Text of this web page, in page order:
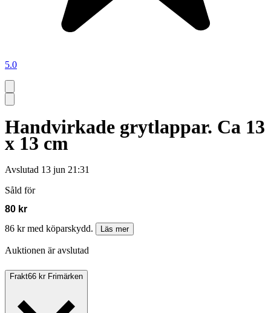
5.0
Handvirkade grytlappar. Ca 13
x 13 cm
Avslutad 13 jun 21:31
Såld för
80 kr
86 kr med köparskydd.
Läs mer
Auktionen är avslutad
Frakt66 kr Frimärken